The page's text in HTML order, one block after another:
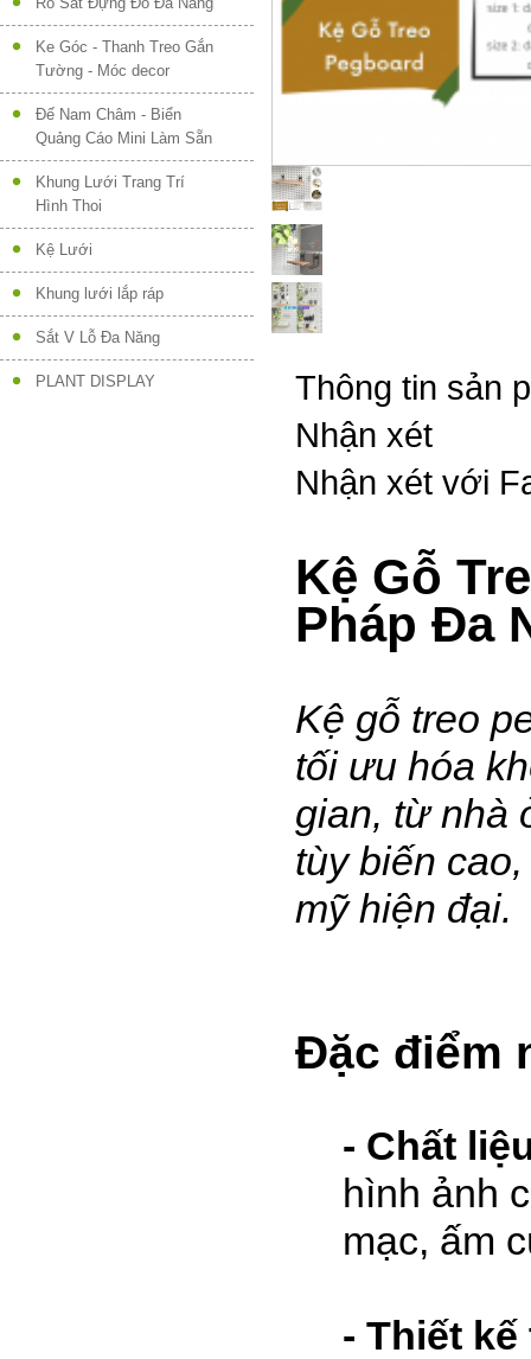
Ke Góc - Thanh Treo Gắn
Tường - Móc decor
Đế Nam Châm - Biển
Quảng Cáo Mini Làm Sẵn
Khung Lưới Trang Trí
Hình Thoi
Kệ Lưới
Khung lưới lắp ráp
Sắt V Lỗ Đa Năng
PLANT DISPLAY
Thông tin sản
Nhận xét
Nhận xét với
Kệ Gỗ
Pháp Đa
Kệ gỗ treo
tối ưu hóa
gian, từ nhà
tùy biến
mỹ hiện đại.
Đặc điểm
- Chất
hình ảnh
mạc, ấm
- Thiết